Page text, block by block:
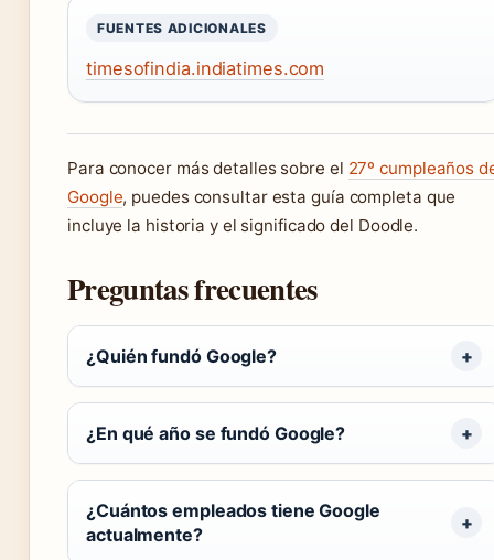
FUENTES ADICIONALES
timesofindia.indiatimes.com
Para conocer más detalles sobre el 27º cumpleaños
Google, puedes consultar esta guía completa que
incluye la historia y el significado del Doodle.
Preguntas frecuentes
¿Quién fundó Google?
¿En qué año se fundó Google?
¿Cuántos empleados tiene Google
actualmente?